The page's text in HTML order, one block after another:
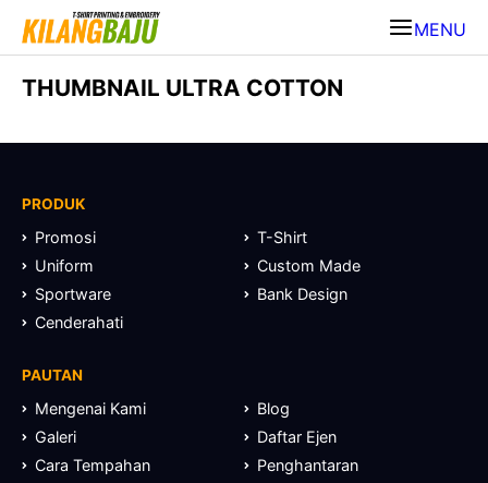
MENU
THUMBNAIL ULTRA COTTON
PRODUK
Promosi
T-Shirt
Uniform
Custom Made
Sportware
Bank Design
Cenderahati
PAUTAN
Mengenai Kami
Blog
Galeri
Daftar Ejen
Cara Tempahan
Penghantaran